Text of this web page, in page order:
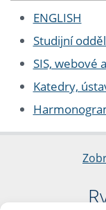
ENGLISH
Studijní
SIS, webové
Katedry,